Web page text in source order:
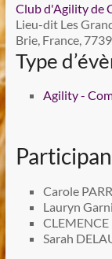
Club d'Agility de
Lieu-dit Les
Brie, France,
Type
Agility -
Carole
Lauryn
Sarah